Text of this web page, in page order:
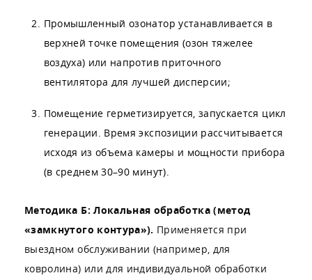
Промышленный озонатор устанавливается в
верхней точке помещения (озон тяжелее
воздуха) или напротив приточного
вентилятора для лучшей дисперсии;
Помещение герметизируется, запускается цикл
генерации. Время экспозиции рассчитывается
исходя из объема камеры и мощности прибора
(в среднем 30–90 минут).
Методика Б: Локальная обработка (метод
«замкнутого контура»). Применяется при
выездном обслуживании (например, для
ковролина) или для индивидуальной обработки